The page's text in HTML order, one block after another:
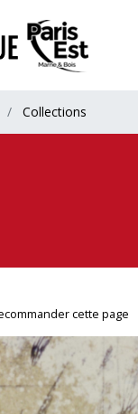
Collections
cette page